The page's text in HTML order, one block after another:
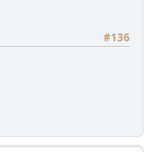
#136